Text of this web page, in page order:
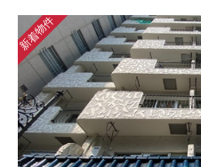
新着物件